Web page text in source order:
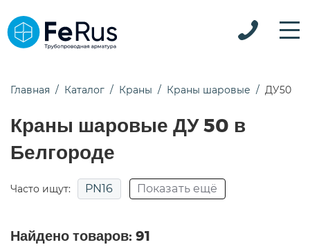
Главная Каталог Краны Краны шаровые ДУ50
Краны шаровые ДУ 50 в
Белгороде
Часто ищут: PN16 Показать ещё
Найдено товаров: 91